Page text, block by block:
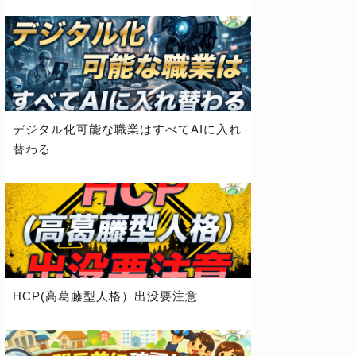
デジタル化可能な職業はすべてAIに入れ
替わる
HCP(高葛藤型人格）出没要注意